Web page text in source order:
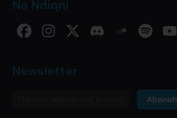
Na Ndiqni
Newsletter